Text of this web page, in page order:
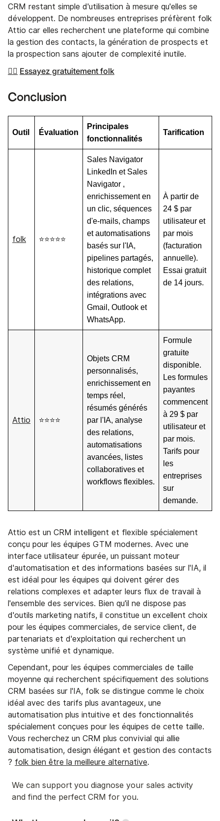
CRM restant simple d'utilisation à mesure qu'elles se
développent. De nombreuses entreprises préfèrent folk
Attio car elles recherchent une plateforme qui combine
la gestion des contacts, la génération de prospects et
la prospection sans ajouter de complexité inutile.
👉🏼 Essayez gratuitement folk
Conclusion
Outil Évaluation
Principales
fonctionnalités
Tarification
folk ⭐⭐⭐⭐⭐
Sales Navigator
LinkedIn et Sales
Navigator ,
enrichissement en
un clic, séquences
d'e-mails, champs
et automatisations
basés sur l'IA,
pipelines partagés,
historique complet
des relations,
intégrations avec
Gmail, Outlook et
WhatsApp.
À partir de
24 $ par
utilisateur et
par mois
(facturation
annuelle).
Essai gratuit
de 14 jours.
Attio ⭐⭐⭐⭐
Objets CRM
personnalisés,
enrichissement en
temps réel,
résumés générés
par l'IA, analyse
des relations,
automatisations
avancées, listes
collaboratives et
workflows flexibles.
Formule
gratuite
disponible.
Les formules
payantes
commencent
à 29 $ par
utilisateur et
par mois.
Tarifs pour
les
entreprises
sur
demande.
Attio est un CRM intelligent et flexible spécialement
conçu pour les équipes GTM modernes. Avec une
interface utilisateur épurée, un puissant moteur
d'automatisation et des informations basées sur l'IA, il
est idéal pour les équipes qui doivent gérer des
relations complexes et adapter leurs flux de travail à
l'ensemble des services. Bien qu'il ne dispose pas
d'outils marketing natifs, il constitue un excellent choix
pour les équipes commerciales, de service client, de
partenariats et d'exploitation qui recherchent un
système unifié et dynamique.
Cependant, pour les équipes commerciales de taille
moyenne qui recherchent spécifiquement des solutions
CRM basées sur l'IA, folk se distingue comme le choix
idéal avec des tarifs plus avantageux, une
automatisation plus intuitive et des fonctionnalités
spécialement conçues pour les équipes de cette taille.
Vous recherchez un CRM plus convivial qui allie
automatisation, design élégant et gestion des contacts
? folk bien être la meilleure alternative.